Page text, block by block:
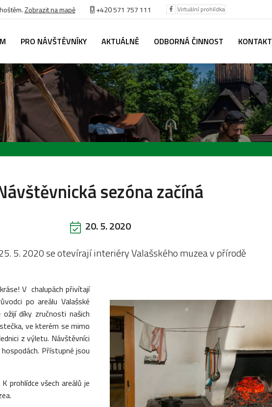
Zobrazit na mapě +420 571 757 111 Virtuální prohlídka
PRO NÁVŠTĚVNÍKY AKTUÁLNĚ ODBORNÁ ČINNOST KONTAKT
sezóna začíná
20. 5. 2020
5. 2020 se otevírají interiéry Valašského muzea v přírodě
V chalupách přivítají
po areálu Valašské
díky zručnosti našich
ve kterém se mimo
z výletu. Návštěvníci
Přístupné jsou
prohlídce všech areálů je